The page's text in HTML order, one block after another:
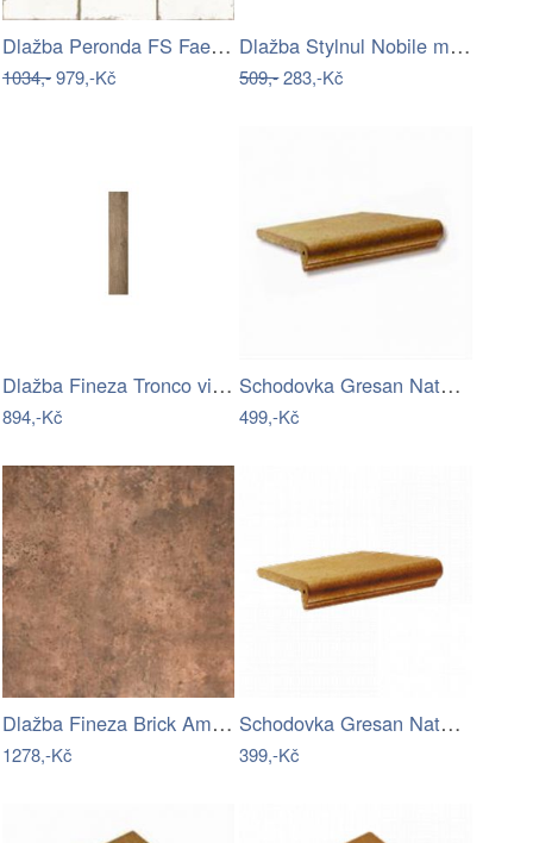
Dlažba Peronda FS Faenza blanco 33x33…
1034,-979,-Kč
Dlažba Stylnul Nobile miel 21x62 cm mat…
509,-283,-Kč
Dlažba Fineza Tronco viejo 23x120 cm…
894,-Kč
Schodovka Gresan Natural hnědá 33x33 cm…
499,-Kč
Dlažba Fineza Brick America old 40x40…
1278,-Kč
Schodovka Gresan Natural hnědá 25x33 cm…
399,-Kč